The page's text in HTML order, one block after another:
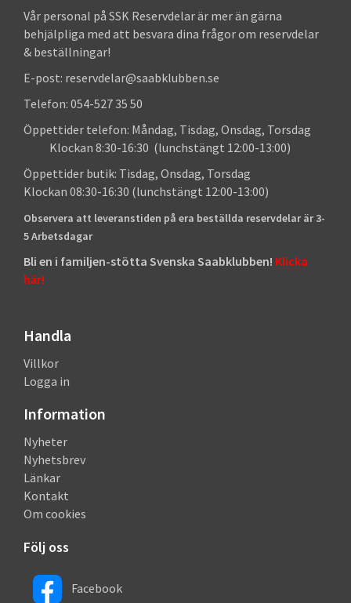
Vår personal på SSK Reservdelar är mer än gärna
behjälpliga med att besvara dina frågor om reservdelar
& beställningar!
E-post: reservdelar@saabklubben.se
Telefon: 054-527 35 50
Öppettider telefon: Måndag, Tisdag, Onsdag, Torsdag
Klockan 8:30-16:30 (lunchstängt 12:00-13:00)
Öppettider butik: Tisdag, Onsdag, Torsdag
Klockan 08:30-16:30 (lunchstängt 12:00-13:00)
Observera att leveranstiden på era beställda reservdelar är 3-
5 Arbetsdagar
Bli en i familjen-stötta Svenska Saabklubben! Klicka
här!
Handla
Villkor
Logga in
Information
Nyheter
Nyhetsbrev
Länkar
Kontakt
Om cookies
Följ oss
Facebook